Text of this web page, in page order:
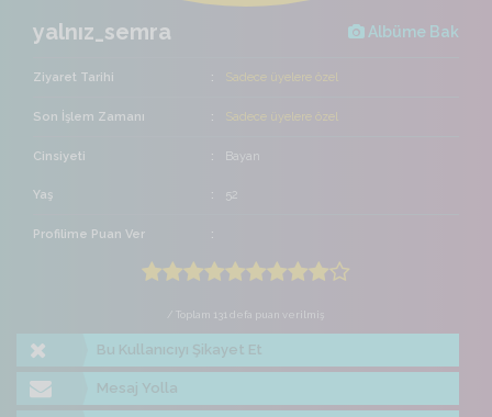
yalnız_semra Albüme Bak
Ziyaret Tarihi Sadece üyelere özel
Son İşlem Zamanı Sadece üyelere özel
Cinsiyeti Bayan
Yaş 52
Profilime Puan Ver
/ Toplam 131 defa puan verilmiş
Bu Kullanıcıyı Şikayet Et
Mesaj Yolla